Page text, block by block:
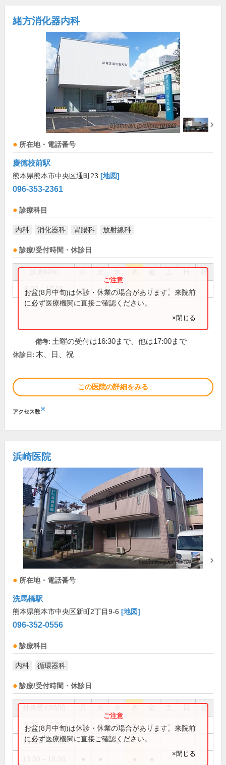
緒方消化器内科
所在地・電話番号
慶徳校前駅
熊本県熊本市中央区通町23 [地図]
096-353-2361
診療科目
内科 消化器科 胃腸科 放射線科
診療/受付時間・休診日
祝
8:00～17:00 ● ● ● ●
お盆(8月中旬)は休診・休業の場合があります。来院前
に必ず医療機関に直接ご確認ください。
×閉じる
備考: 土曜の受付は16:30まで、他は17:00まで
休診日: 木、日、祝
この医院の詳細をみる
アクセス数※
浜崎医院
所在地・電話番号
洗馬橋駅
熊本県熊本市中央区新町2丁目9-6 [地図]
096-352-0556
診療科目
内科 循環器科
診療/受付時間・休診日
祝
9:00～12:00 ● ● ● ● ●
13:30～14:30 ●
お盆(8月中旬)は休診・休業の場合があります。来院前
に必ず医療機関に直接ご確認ください。
×閉じる